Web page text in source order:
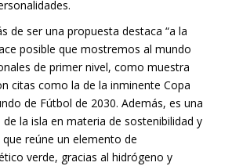
de ser una propuesta destaca “a la
posible que mostremos al mundo
de primer nivel, como muestra
citas como la de la inminente Copa
de Fútbol de 2030. Además, es una
la isla en materia de sostenibilidad y
reúne un elemento de
verde, gracias al hidrógeno y